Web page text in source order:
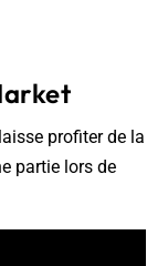
profiter de la
partie lors de